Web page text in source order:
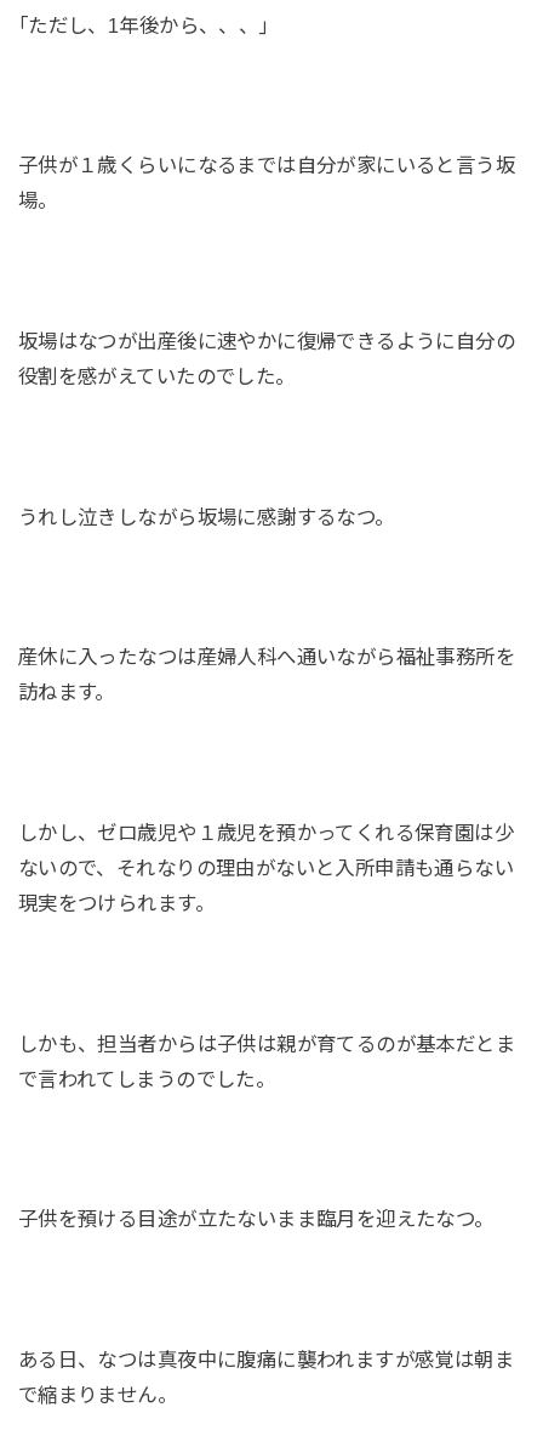
｢ただし、1年後から、、、｣
子供が１歳くらいになるまでは自分が家にいると言う坂
場。
坂場はなつが出産後に速やかに復帰できるように自分の
役割を感がえていたのでした。
うれし泣きしながら坂場に感謝するなつ。
産休に入ったなつは産婦人科へ通いながら福祉事務所を
訪ねます。
しかし、ゼロ歳児や１歳児を預かってくれる保育園は少
ないので、それなりの理由がないと入所申請も通らない
現実をつけられます。
しかも、担当者からは子供は親が育てるのが基本だとま
で言われてしまうのでした。
子供を預ける目途が立たないまま臨月を迎えたなつ。
ある日、なつは真夜中に腹痛に襲われますが感覚は朝ま
で縮まりません。